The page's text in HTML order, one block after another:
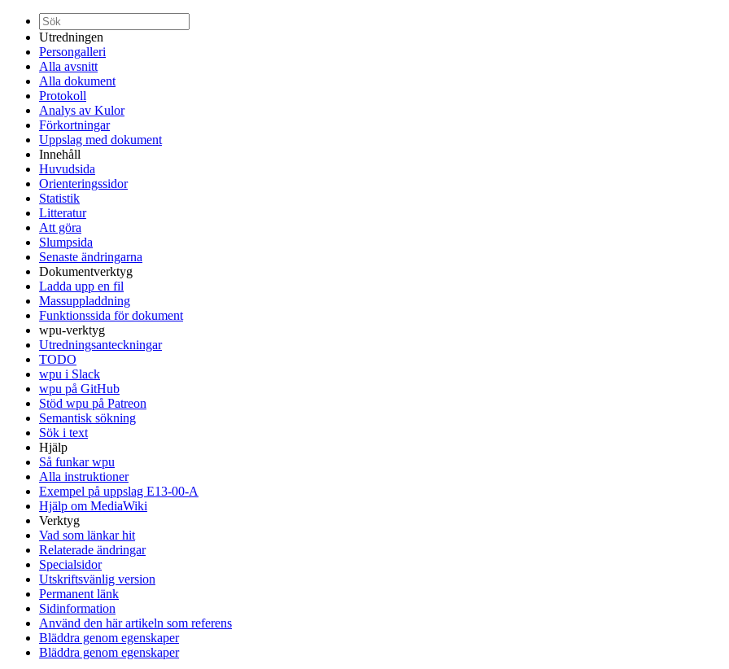
Utredningen
Persongalleri
Alla avsnitt
Alla dokument
Protokoll
Analys av Kulor
Förkortningar
Uppslag med dokument
Innehåll
Huvudsida
Orienteringssidor
Statistik
Litteratur
Att göra
Slumpsida
Senaste ändringarna
Dokumentverktyg
Ladda upp en fil
Massuppladdning
Funktionssida för dokument
wpu-verktyg
Utredningsanteckningar
TODO
wpu i Slack
wpu på GitHub
Stöd wpu på Patreon
Semantisk sökning
Sök i text
Hjälp
Så funkar wpu
Alla instruktioner
Exempel på uppslag E13-00-A
Hjälp om MediaWiki
Verktyg
Vad som länkar hit
Relaterade ändringar
Specialsidor
Utskriftsvänlig version
Permanent länk
Sidinformation
Använd den här artikeln som referens
Bläddra genom egenskaper
Bläddra genom egenskaper